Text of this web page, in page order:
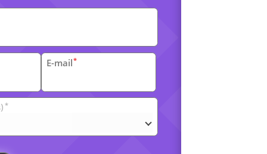
E-mail*
*